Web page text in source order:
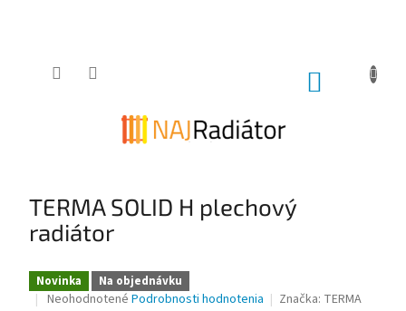
NÁKUPNÝ
TERMA SOLID H plechový
radiátor
Novinka Na objednávku
Priemerné
Neohodnotené Podrobnosti hodnotenia Značka: TERMA